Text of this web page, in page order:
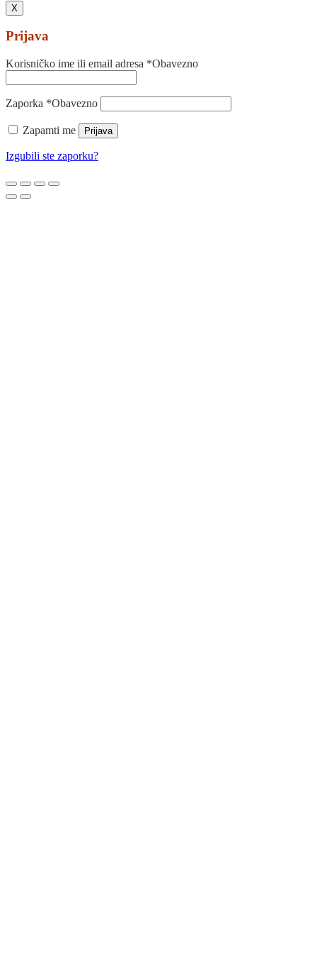
X
Prijava
Korisničko ime ili email adresa *Obavezno
Zaporka *Obavezno
Zapamti me Prijava
Izgubili ste zaporku?